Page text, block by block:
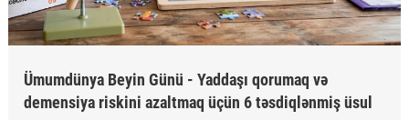
Ümumdünya Beyin Günü - Yaddaşı qorumaq və
demensiya riskini azaltmaq üçün 6 təsdiqlənmiş üsul